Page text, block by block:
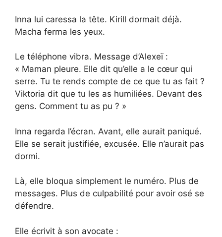
Inna lui caressa la tête. Kirill dormait déjà.
Macha ferma les yeux.
Le téléphone vibra. Message d’Alexeï :
« Maman pleure. Elle dit qu’elle a le cœur qui
serre. Tu te rends compte de ce que tu as fait ?
Viktoria dit que tu les as humiliées. Devant des
gens. Comment tu as pu ? »
Inna regarda l’écran. Avant, elle aurait paniqué.
Elle se serait justifiée, excusée. Elle n’aurait pas
dormi.
Là, elle bloqua simplement le numéro. Plus de
messages. Plus de culpabilité pour avoir osé se
défendre.
Elle écrivit à son avocate :